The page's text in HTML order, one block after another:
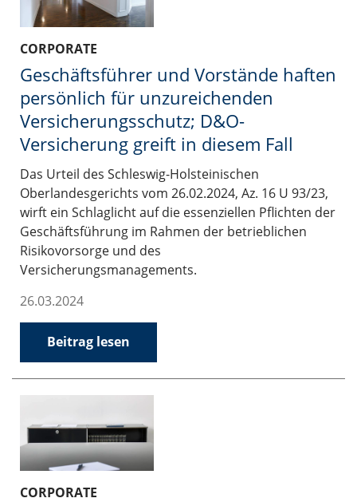
CORPORATE
Geschäftsführer und Vorstände haften
persönlich für unzureichenden
Versicherungsschutz; D&O-
Versicherung greift in diesem Fall
Das Urteil des Schleswig-Holsteinischen
Oberlandesgerichts vom 26.02.2024, Az. 16 U 93/23,
wirft ein Schlaglicht auf die essenziellen Pflichten der
Geschäftsführung im Rahmen der betrieblichen
Risikovorsorge und des
Versicherungsmanagements.
26.03.2024
Beitrag lesen
CORPORATE